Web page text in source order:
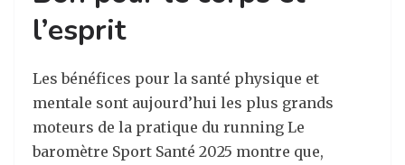
l’esprit
Les bénéfices pour la santé physique et
mentale sont aujourd’hui les plus grands
moteurs de la pratique du running Le
baromètre Sport Santé 2025 montre que,